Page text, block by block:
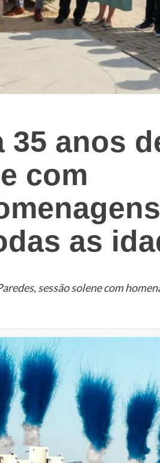
35 anos
com
as
sessão solene com